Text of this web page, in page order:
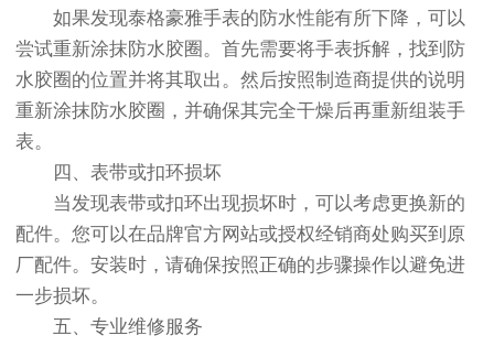
如果发现泰格豪雅手表的防水性能有所下降，可以
尝试重新涂抹防水胶圈。首先需要将手表拆解，找到防
水胶圈的位置并将其取出。然后按照制造商提供的说明
重新涂抹防水胶圈，并确保其完全干燥后再重新组装手
表。
四、表带或扣环损坏
当发现表带或扣环出现损坏时，可以考虑更换新的
配件。您可以在品牌官方网站或授权经销商处购买到原
厂配件。安装时，请确保按照正确的步骤操作以避免进
一步损坏。
五、专业维修服务